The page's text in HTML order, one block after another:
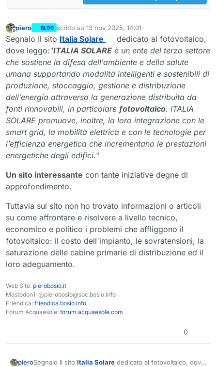
Non in linea
piero BLOG scritto su 13 nov 2025, 14:01
ultima modifica di
Segnalo Il sito Italia Solare
dedicato al fotovoltaico,
dove leggo:"ITALIA SOLARE è un ente del terzo settore
che sostiene la difesa dell’ambiente e della salute
umana supportando modalità intelligenti e sostenibili di
produzione, stoccaggio, gestione e distribuzione
dell’energia attraverso la generazione distribuita da
fonti rinnovabili, in particolare fotovoltaico. ITALIA
SOLARE promuove, inoltre, la loro integrazione con le
smart grid, la mobilità elettrica e con le tecnologie per
l’efficienza energetica che incrementano le prestazioni
energetiche degli edifici."
Un sito interessante con tante iniziative degne di
approfondimento.
Tuttavia sul sito non ho trovato informazioni o articoli
su come affrontare e risolvere a livello tecnico,
economico e politico i problemi che affliggono il
fotovoltaico: il costo dell'impianto, le sovratensioni, la
saturazione delle cabine primarie di distribuzione ed il
loro adeguamento.
Web Site: pierobosio.it
Mastodon1: @pierobosio@soc.bosio.info
Friendica: friendica.bosio.info
Forum Acquaesole: forum.acquaesole.com
0
pieroSegnalo Il sito Italia Solare dedicato al fotovoltaico, dove